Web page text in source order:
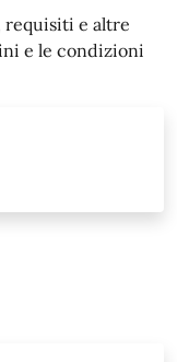
requisiti e altre
e le condizioni